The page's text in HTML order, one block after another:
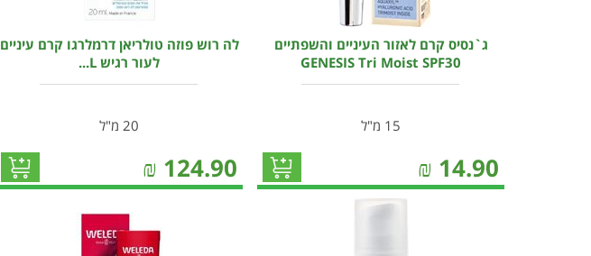
ג`נסיס קרם לאזור העיניים והשפתיים
GENESIS Tri Moist SPF30
15 מ"ל
14.90
₪
לה רוש פוזה טולריאן דרמלרגו קרם עיניים
לעור רגיש ​​​​​​​L...
20 מ"ל
124.90
₪